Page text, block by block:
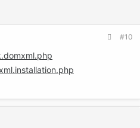
#10